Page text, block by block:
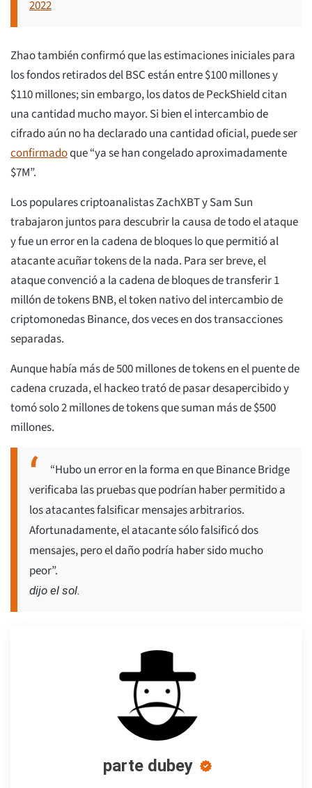
2022
Zhao también confirmó que las estimaciones iniciales para
los fondos retirados del BSC están entre $100 millones y
$110 millones; sin embargo, los datos de PeckShield citan
una cantidad mucho mayor. Si bien el intercambio de
cifrado aún no ha declarado una cantidad oficial, puede ser
confirmadoque “ya se han congelado aproximadamente
$7M”.
Los populares criptoanalistas ZachXBT y Sam Sun
trabajaron juntos para descubrir la causa de todo el ataque
y fue un error en la cadena de bloques lo que permitió al
atacante acuñar tokens de la nada. Para ser breve, el
ataque convenció a la cadena de bloques de transferir 1
millón de tokens BNB, el token nativo del intercambio de
criptomonedas Binance, dos veces en dos transacciones
separadas.
Aunque había más de 500 millones de tokens en el puente de
cadena cruzada, el hackeo trató de pasar desapercibido y
tomó solo 2 millones de tokens que suman más de $500
millones.
“Hubo un error en la forma en que Binance Bridge
verificaba las pruebas que podrían haber permitido a
los atacantes falsificar mensajes arbitrarios.
Afortunadamente, el atacante sólo falsificó dos
mensajes, pero el daño podría haber sido mucho
peor”.
dijo el sol.
parte dubey